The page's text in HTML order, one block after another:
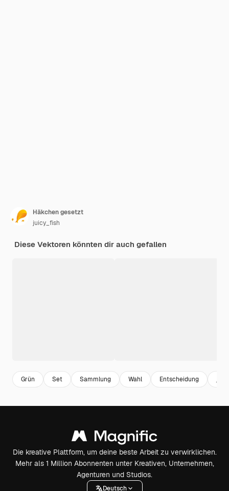
Häkchen gesetzt
juicy_fish
Diese Vektoren könnten dir auch gefallen
Grün Set Sammlung Wahl Entscheidung
Die kreative Plattform, um deine beste Arbeit zu verwirklichen.
Mehr als 1 Million Abonnenten unter Kreativen, Unternehmen,
Agenturen und Studios.
Deutsch